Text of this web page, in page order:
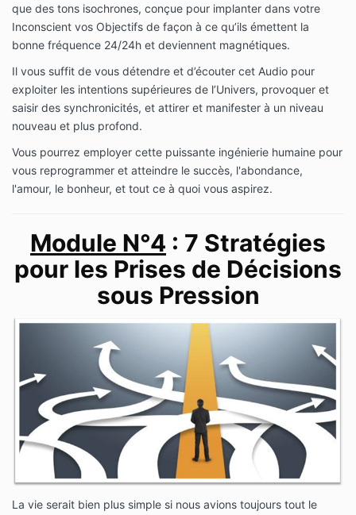
que des tons isochrones, conçue pour implanter dans votre
Inconscient vos Objectifs de façon à ce qu’ils émettent la
bonne fréquence 24/24h et deviennent magnétiques.
Il vous suffit de vous détendre et d’écouter cet Audio pour
exploiter les intentions supérieures de l’Univers, provoquer et
saisir des synchronicités, et attirer et manifester à un niveau
nouveau et plus profond.
Vous pourrez employer cette puissante ingénierie humaine pour
vous reprogrammer et atteindre le succès, l'abondance,
l'amour, le bonheur, et tout ce à quoi vous aspirez.
Module N°4 : 7 Stratégies
pour les Prises de Décisions
sous Pression
La vie serait bien plus simple si nous avions toujours tout le